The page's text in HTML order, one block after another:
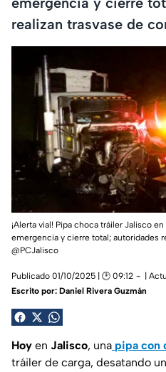
realizan trasvase de
¡Alerta vial! Pipa choca tráiler Jalisco
emergencia y cierre total; autoridades
@PCJalisco
Publicado 01/10/2025 | 🕑 09:12 |
Escrito por: Daniel Rivera Guzmán
Hoy en Jalisco, una pipa con
tráiler de carga, desatando